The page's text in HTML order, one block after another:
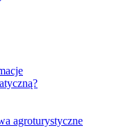
agroturystyczne